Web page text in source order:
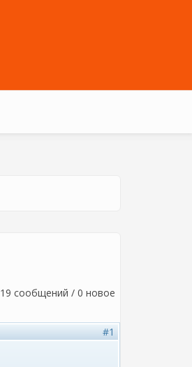
19 сообщений / 0 новое
#1